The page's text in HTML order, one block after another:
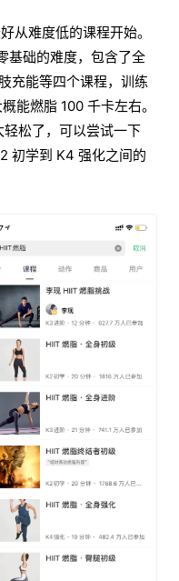
从难度低的课程开始。
基础的难度，包含了全
充能等四个课程，训练
能燃脂 100 千卡左右。
松了，可以尝试一下
初学到 K4 强化之间的